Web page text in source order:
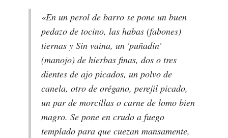
«En un perol de barro se pone un buen
pedazo de tocino, las habas (fabones)
tiernas y Sin vaina, un 'puñadín'
(manojo) de hierbas finas, dos o tres
dientes de ajo picados, un polvo de
canela, otro de orégano, perejil picado,
un par de morcillas o carne de lomo bien
magro. Se pone en crudo a fuego
templado para que cuezan mansamente,